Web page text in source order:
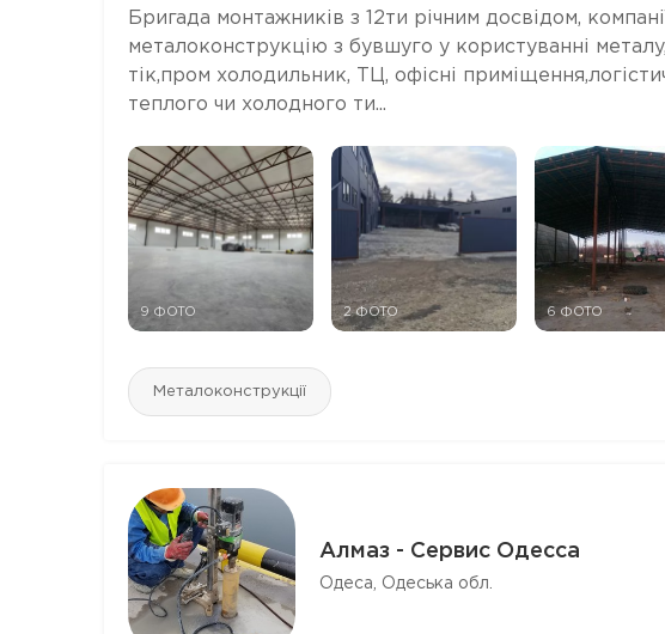
Бригада монтажників з 12ти річним досвідом,
металоконструкцію з бувшуго у користуванні
тік,пром холодильник, ТЦ, офісні
теплого чи холодного ти...
9 ФОТО 2 ФОТО 6 ФОТО
Металоконструкції
Алмаз - Сервис Одесса
Одеса, Одеська обл.